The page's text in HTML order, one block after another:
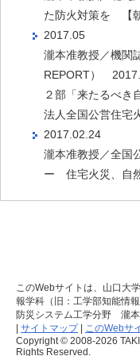
た防火対策を 【
2017.05
瀧本准教授／機関
REPORT）
２部「来たるべ
法人全国公営住宅
2017.02.24
瀧本准教授／全国
ー 住宅火災、自
このWebサイトは、山口大
報学科（旧：工学部知能情報
防災システム工学分野 瀧本
サイトマップ| このWebサ
Copyright © 2008-2026
Rights Reserved.